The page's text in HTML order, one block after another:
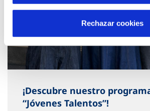
Rechazar cookies
¡Descubre nuestro
“Jóvenes Talentos”!